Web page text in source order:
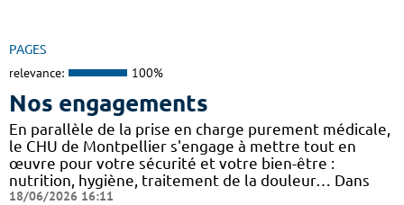
PAGES
relevance: 100%
Nos engagements
En parallèle de la prise en charge purement médicale,
le CHU de Montpellier s'engage à mettre tout en
œuvre pour votre sécurité et votre bien-être :
nutrition, hygiène, traitement de la douleur… Dans
18/06/2026 16:11